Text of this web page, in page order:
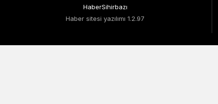
HaberSihirbazı
Haber sitesi yazılımı 1.2.97